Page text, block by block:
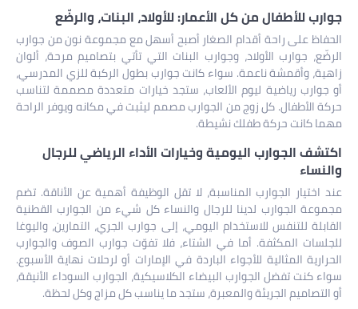
جوارب للأطفال من كل الأعمار: للأولاد، البنات، والرضّع
الحفاظ على راحة أقدام الصغار أصبح أسهل مع مجموعة نون من جوارب
الرضّع، جوارب الأولاد، وجوارب البنات التي تأتي بتصاميم مرحة، ألوان
زاهية، وأقمشة ناعمة. سواء كانت جوارب بطول الركبة للزي المدرسي،
أو جوارب رياضية ليوم الألعاب، ستجد خيارات متعددة مصممة لتناسب
حركة الأطفال. كل زوج من الجوارب مصمم ليثبت في مكانه ويوفر الراحة
مهما كانت حركة طفلك نشيطة.
اكتشف الجوارب اليومية وخيارات الأداء الرياضي للرجال
والنساء
عند اختيار الجوارب المناسبة، لا تقل الوظيفة أهمية عن الأناقة. تضم
مجموعة الجوارب لدينا للرجال والنساء كل شيء من الجوارب القطنية
القابلة للتنفس للاستخدام اليومي، إلى جوارب الجري، التمارين، واليوغا
للجلسات المكثفة. أما في الشتاء، فلا تفوّت جوارب الصوف والجوارب
الحرارية المثالية للأجواء الباردة في الإمارات أو لرحلات نهاية الأسبوع.
سواء كنت تفضل الجوارب البيضاء الكلاسيكية، الجوارب السوداء الأنيقة،
أو التصاميم الجريئة والمعبرة، ستجد ما يناسب كل مزاج وكل لحظة.